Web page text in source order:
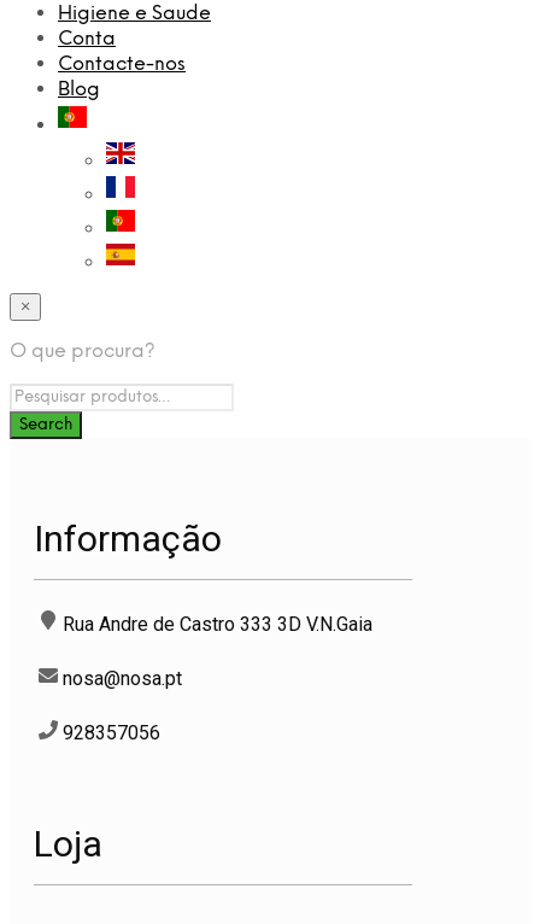
Higiene e Saude
Conta
Contacte-nos
Blog
×
O que procura?
Informação
Rua Andre de Castro 333 3D V.N.Gaia
nosa@nosa.pt
928357056
Loja